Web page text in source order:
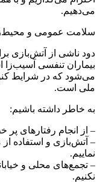
می‌دهیم.
سلامت عمومی و
دود ناشی از آتش‌بازی
بیماران تنفسی
می‌شود که در شرایط
ملی است.
به خاطر داشته باشیم:
– از انجام رفتارهای
– آتش‌بازی و استفاده
نماییم.
– تجمع‌های محلی و
نکنیم.